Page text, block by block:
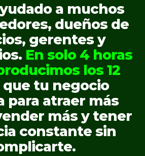
a muchos
dueños de
gerentes y
En solo 4 horas
los 12
que tu negocio
para atraer más
más y tener
constante sin